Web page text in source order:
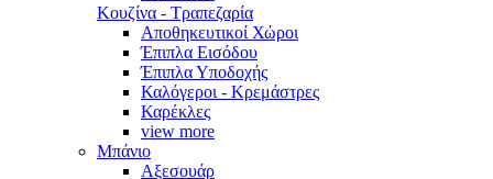
Κουζίνα - Τραπεζαρία
Αποθηκευτικοί Χώροι
Έπιπλα Εισόδου
Έπιπλα Υποδοχής
Καλόγεροι - Κρεμάστρες
Καρέκλες
view more
Μπάνιο
Αξεσουάρ